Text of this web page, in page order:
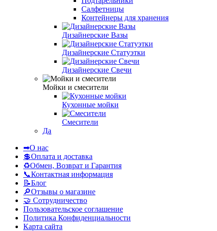
Салфетницы
Контейнеры для хранения
Дизайнерские Вазы
Дизайнерские Статуэтки
Дизайнерские Свечи
Мойки и смесители
Кухонные мойки
Смесители
Да
➡О нас
💲Оплата и доставка
♻Обмен, Возврат и Гарантия
📞Контактная информация
📝Блог
🔎Отзывы о магазине
🤝 Сотрудничество
Пользовательское соглашение
Политика Конфиденциальности
Карта сайта